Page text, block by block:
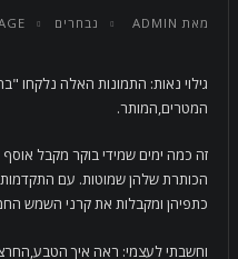
מאתADMIN נבחרים PAGE
גילוי נאות: התמונות האלה נלקחו
המטרים,המותר.
זה כמה ימים שמידי בוקר מקבל אוסף
הכותרת שלהן שמוטות. עם התקדמות
כתפיהן ומקבלות את קרני השמש
וחשבתי לעצמי: ראה איך